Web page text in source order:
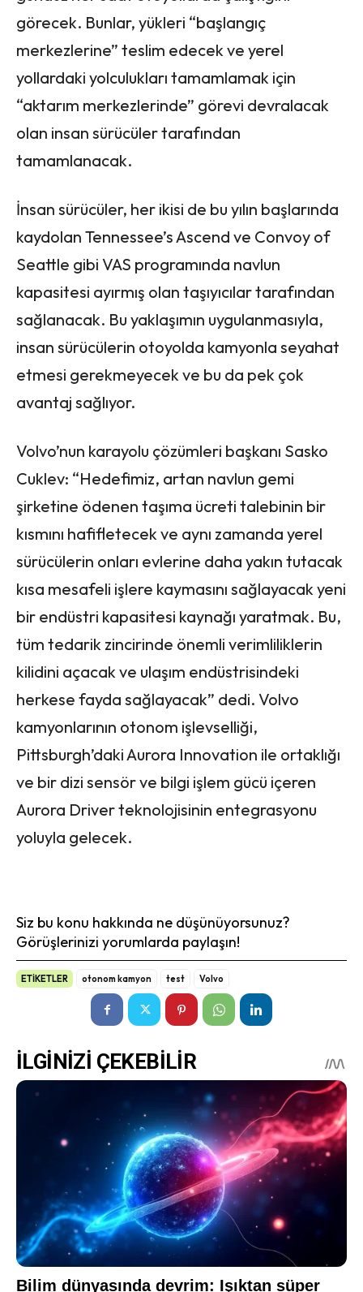
görecek. Bunlar, yükleri “başlangıç ​​
merkezlerine” teslim edecek ve yerel
yollardaki yolculukları tamamlamak için
“aktarım merkezlerinde” görevi devralacak
olan insan sürücüler tarafından
tamamlanacak.
İnsan sürücüler, her ikisi de bu yılın başlarında
kaydolan Tennessee’s Ascend ve Convoy of
Seattle gibi VAS programında navlun
kapasitesi ayırmış olan taşıyıcılar tarafından
sağlanacak. Bu yaklaşımın uygulanmasıyla,
insan sürücülerin otoyolda kamyonla seyahat
etmesi gerekmeyecek ve bu da pek çok
avantaj sağlıyor.
Volvo’nun karayolu çözümleri başkanı Sasko
Cuklev: “Hedefimiz, artan navlun gemi
şirketine ödenen taşıma ücreti talebinin bir
kısmını hafifletecek ve aynı zamanda yerel
sürücülerin onları evlerine daha yakın tutacak
kısa mesafeli işlere kaymasını sağlayacak yeni
bir endüstri kapasitesi kaynağı yaratmak. Bu,
tüm tedarik zincirinde önemli verimliliklerin
kilidini açacak ve ulaşım endüstrisindeki
herkese fayda sağlayacak” dedi. Volvo
kamyonlarının otonom işlevselliği,
Pittsburgh’daki Aurora Innovation ile ortaklığı
ve bir dizi sensör ve bilgi işlem gücü içeren
Aurora Driver teknolojisinin entegrasyonu
yoluyla gelecek.
Siz bu konu hakkında ne düşünüyorsunuz?
Görüşlerinizi yorumlarda paylaşın!
ETİKETLER otonom kamyon test Volvo